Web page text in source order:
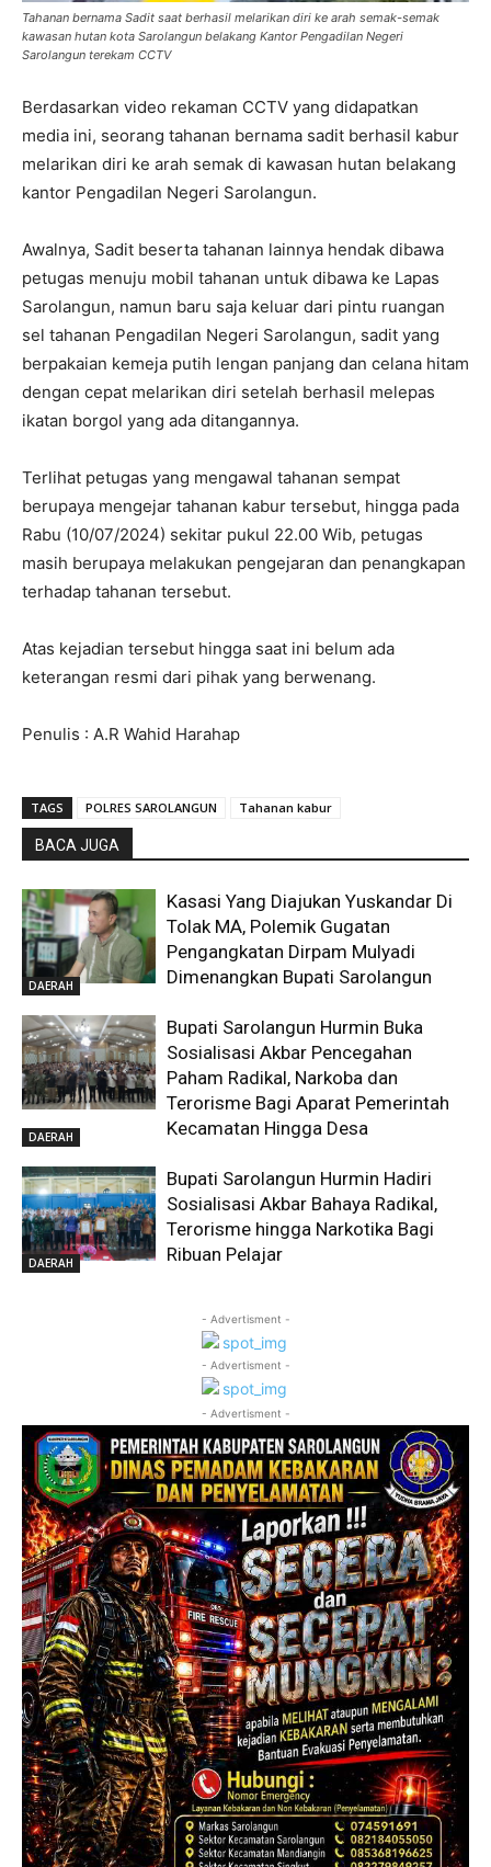
Tahanan bernama Sadit saat berhasil melarikan diri ke arah semak-semak
kawasan hutan kota Sarolangun belakang Kantor Pengadilan Negeri
Sarolangun terekam CCTV
Berdasarkan video rekaman CCTV yang didapatkan
media ini, seorang tahanan bernama sadit berhasil kabur
melarikan diri ke arah semak di kawasan hutan belakang
kantor Pengadilan Negeri Sarolangun.
Awalnya, Sadit beserta tahanan lainnya hendak dibawa
petugas menuju mobil tahanan untuk dibawa ke Lapas
Sarolangun, namun baru saja keluar dari pintu ruangan
sel tahanan Pengadilan Negeri Sarolangun, sadit yang
berpakaian kemeja putih lengan panjang dan celana hitam
dengan cepat melarikan diri setelah berhasil melepas
ikatan borgol yang ada ditangannya.
Terlihat petugas yang mengawal tahanan sempat
berupaya mengejar tahanan kabur tersebut, hingga pada
Rabu (10/07/2024) sekitar pukul 22.00 Wib, petugas
masih berupaya melakukan pengejaran dan penangkapan
terhadap tahanan tersebut.
Atas kejadian tersebut hingga saat ini belum ada
keterangan resmi dari pihak yang berwenang.
Penulis : A.R Wahid Harahap
TAGS POLRES SAROLANGUN Tahanan kabur
BACA JUGA
DAERAH
Kasasi Yang Diajukan Yuskandar Di
Tolak MA, Polemik Gugatan
Pengangkatan Dirpam Mulyadi
Dimenangkan Bupati Sarolangun
DAERAH
Bupati Sarolangun Hurmin Buka
Sosialisasi Akbar Pencegahan
Paham Radikal, Narkoba dan
Terorisme Bagi Aparat Pemerintah
Kecamatan Hingga Desa
DAERAH
Bupati Sarolangun Hurmin Hadiri
Sosialisasi Akbar Bahaya Radikal,
Terorisme hingga Narkotika Bagi
Ribuan Pelajar
- Advertisment -
- Advertisment -
- Advertisment -